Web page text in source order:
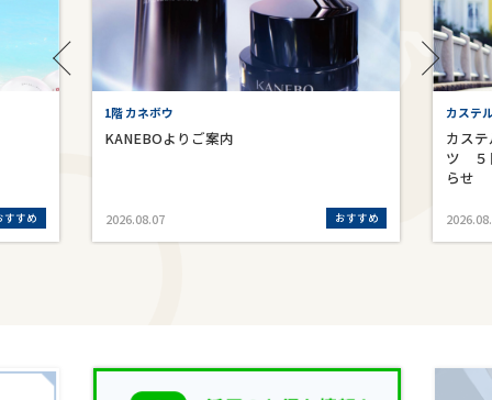
すすめ
1階 カネボウ
KANEBOよりご案内
2026.08.07 おすすめ
カステ
カス
ツ ５
らせ